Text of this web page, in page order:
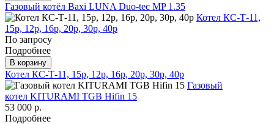
Газовый котёл Baxi LUNA Duo-tec MP 1.35
Котел КС-Т-11,
15p, 12p, 16p, 20p, 30p, 40p
По запросу
Подробнее
В корзину
Котел КС-Т-11, 15p, 12p, 16p, 20p, 30p, 40p
Газовый
котел KITURAMI TGB Hifin 15
53 000 р.
Подробнее